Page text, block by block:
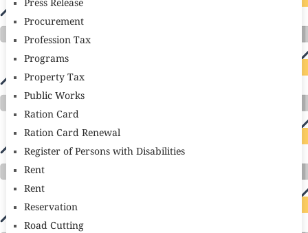
Press Release
Procurement
Profession Tax
Programs
Property Tax
Public Works
Ration Card
Ration Card Renewal
Register of Persons with Disabilities
Rent
Rent
Reservation
Road Cutting